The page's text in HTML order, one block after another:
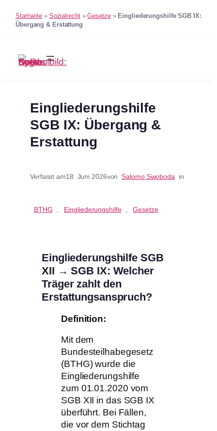
Startseite » Sozialrecht»Gesetze» Eingliederungshilfe SGB IX:
Übergang & Erstattung
Inhalt
springen
Eingliederungshilfe
SGB IX: Übergang &
Erstattung
Verfasst am18. Juni 2026von Salomo Swoboda in
BTHG Eingliederungshilfe Gesetze
Eingliederungshilfe SGB
XII → SGB IX: Welcher
Träger zahlt den
Erstattungsanspruch?
Definition:
Mit dem
Bundesteilhabegesetz
(BTHG) wurde die
Eingliederungshilfe
zum 01.01.2020 vom
SGB XII in das SGB IX
überführt. Bei Fällen,
die vor dem Stichtag